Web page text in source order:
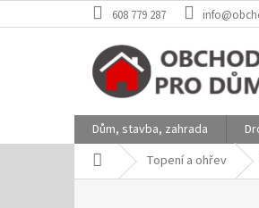
na
608 779 287
Dům, stavba, zahrada
Domů Topení a ohřev